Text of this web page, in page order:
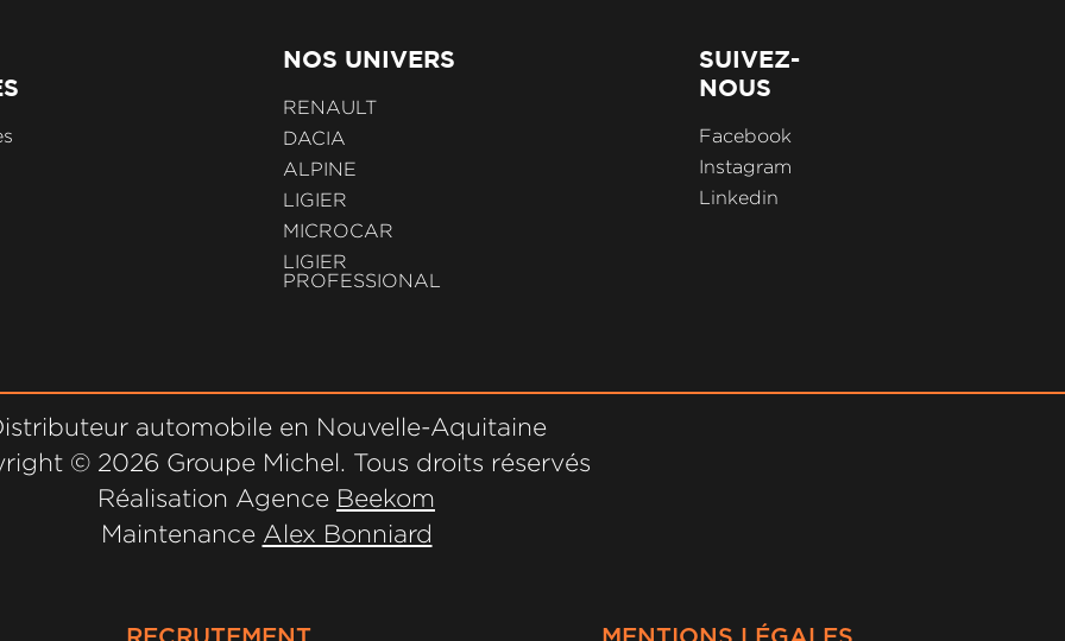
NOS UNIVERS
RENAULT
DACIA
ALPINE
LIGIER
MICROCAR
LIGIER
PROFESSIONAL
SUIVEZ-
NOUS
Facebook
Instagram
Linkedin
automobile en Nouvelle-Aquitaine
© 2026 Groupe Michel. Tous droits réservés
Réalisation Agence Beekom
Maintenance Alex Bonniard